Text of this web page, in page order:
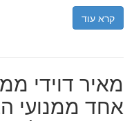
קרא עוד
מאיר דוידי
אחד ממנועי